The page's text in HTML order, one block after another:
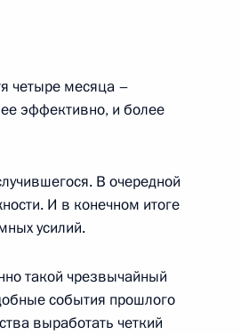
четыре месяца –
эффективно, и более
В очередной
И в конечном итоге
усилий.
такой чрезвычайный
события прошлого
выработать четкий